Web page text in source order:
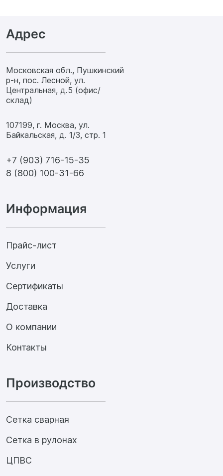
Адрес
Московская обл., Пушкинский
р-н, пос. Лесной, ул.
Центральная, д.5 (офис/
склад)
107199, г. Москва, ул.
Байкальская, д. 1/3, стр. 1
+7 (903) 716-15-35
8 (800) 100-31-66
Производство
Сетка сварная
Сетка в рулонах
ЦПВС
Информация
Прайс-лист
Услуги
Сертификаты
Доставка
О компании
Контакты